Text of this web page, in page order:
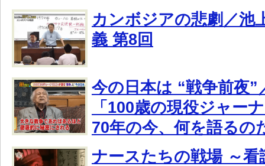
カンボジアの悲劇／池
義 第8回
今の日本は “戦争前夜”
「100歳の現役ジャー
70年の今、何を語るの
ナースたちの戦場 ～看